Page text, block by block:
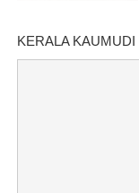
KERALA KAUMUDI